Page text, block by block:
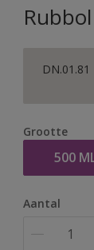
DN.01.81
Grootte
500
Aantal